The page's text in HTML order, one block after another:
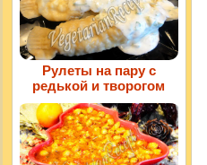
Рулеты на пару с
редькой и творогом